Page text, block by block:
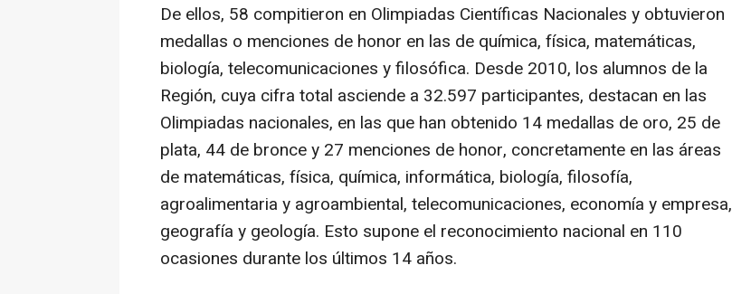
De ellos, 58 compitieron en Olimpiadas Científicas Nacionales y obtuvieron
medallas o menciones de honor en las de química, física, matemáticas,
biología, telecomunicaciones y filosófica. Desde 2010, los alumnos de la
Región, cuya cifra total asciende a 32.597 participantes, destacan en las
Olimpiadas nacionales, en las que han obtenido 14 medallas de oro, 25 de
plata, 44 de bronce y 27 menciones de honor, concretamente en las áreas
de matemáticas, física, química, informática, biología, filosofía,
agroalimentaria y agroambiental, telecomunicaciones, economía y empresa,
geografía y geología. Esto supone el reconocimiento nacional en 110
ocasiones durante los últimos 14 años.